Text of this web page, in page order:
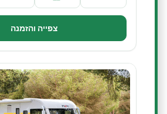
צפייה והזמנה